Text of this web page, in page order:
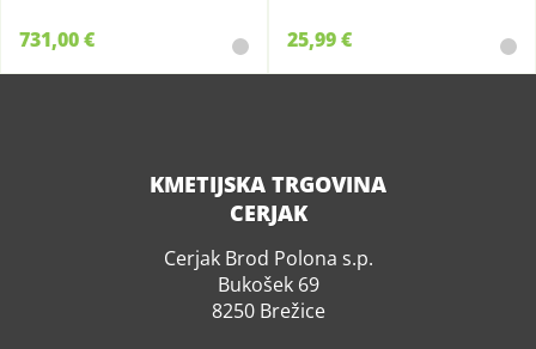
731,00 € 25,99 €
KMETIJSKA TRGOVINA
CERJAK
Cerjak Brod Polona s.p.
Bukošek 69
8250 Brežice